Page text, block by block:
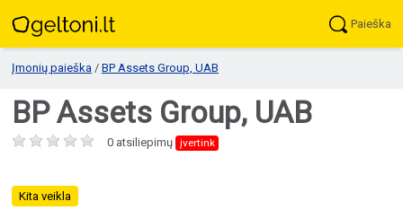
Paieška
Įmonių paieška / BP Assets Group, UAB
BP Assets Group, UAB
0 atsiliepimų įvertink
Kita veikla